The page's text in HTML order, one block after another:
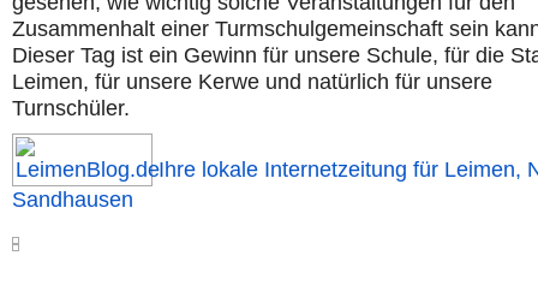
Zusammenhalt einer Turmschulgemeinschaft sein
Dieser Tag ist ein Gewinn für unsere Schule, für die
Leimen, für unsere Kerwe und natürlich für unsere
Turnschüler.
Ihre lokale Internetzeitung für Leimen,
Sandhausen